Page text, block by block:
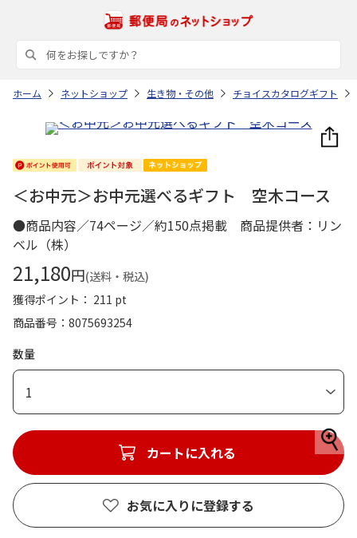
ホーム ネットショップ 生き物・その他 チョイスカタログギフト
＜お中元＞お中元選べるギフト 空木コース
●商品内容／74ページ／約150点掲載 商品提供者：リン
ベル（株）
21,180円(送料・税込)
獲得ポイント： 211 pt
商品番号
8075693254
数量
1
カートに入れる
お気に入りに登録する